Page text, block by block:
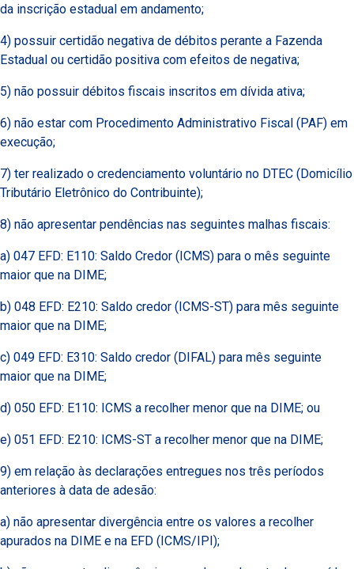
da inscrição estadual em andamento;
4) possuir certidão negativa de débitos perante a Fazenda
Estadual ou certidão positiva com efeitos de negativa;
5) não possuir débitos fiscais inscritos em dívida ativa;
6) não estar com Procedimento Administrativo Fiscal (PAF) em
execução;
7) ter realizado o credenciamento voluntário no DTEC (Domicílio
Tributário Eletrônico do Contribuinte);
8) não apresentar pendências nas seguintes malhas fiscais:
a) 047 EFD: E110: Saldo Credor (ICMS) para o mês seguinte
maior que na DIME;
b) 048 EFD: E210: Saldo credor (ICMS-ST) para mês seguinte
maior que na DIME;
c) 049 EFD: E310: Saldo credor (DIFAL) para mês seguinte
maior que na DIME;
d) 050 EFD: E110: ICMS a recolher menor que na DIME; ou
e) 051 EFD: E210: ICMS-ST a recolher menor que na DIME;
9) em relação às declarações entregues nos três períodos
anteriores à data de adesão:
a) não apresentar divergência entre os valores a recolher
apurados na DIME e na EFD (ICMS/IPI);